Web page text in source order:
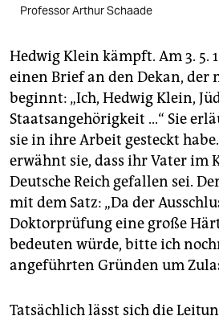
Professor Arthur Schaade
Hedwig Klein kämpft. Am 3. 5.
einen Brief an den Dekan, der
beginnt: „Ich, Hedwig Klein,
Staatsangehörigkeit …“ Sie
sie in ihre Arbeit gesteckt
erwähnt sie, dass ihr Vater im
Deutsche Reich gefallen sei.
mit dem Satz: „Da der
Doktorprüfung eine große
bedeuten würde, bitte ich
angeführten Gründen um
Tatsächlich lässt sich die